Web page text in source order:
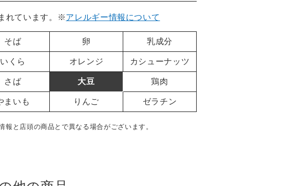
れています。 ※アレルギー情報について
そば 卵 乳成分
いくら オレンジ カシューナッツ
さば 大豆 鶏肉
まいも りんご ゼラチン
と店頭の商品とで異なる場合がございます。